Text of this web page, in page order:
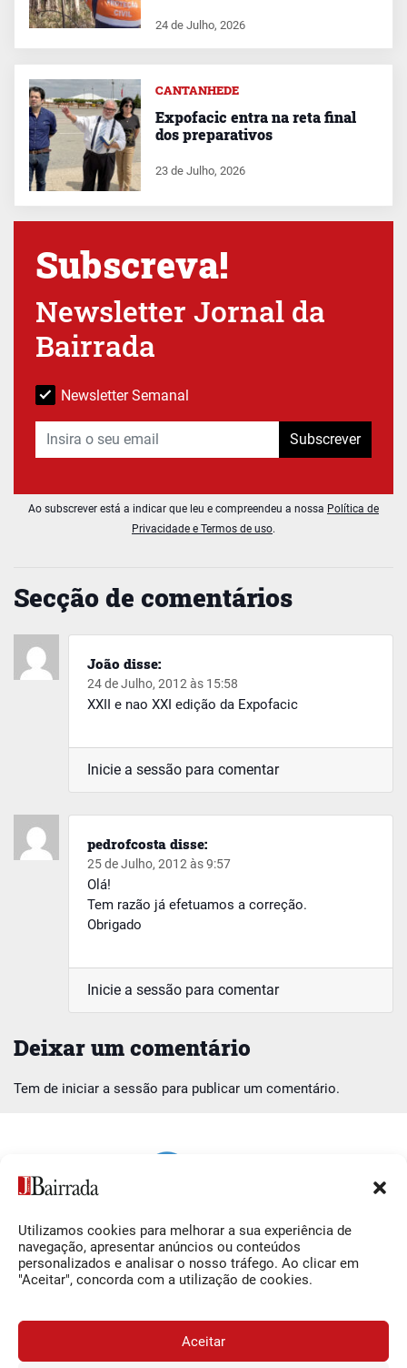
Utilizamos cookies para melhorar a sua experiência de
navegação, apresentar anúncios ou conteúdos
personalizados e analisar o nosso tráfego. Ao clicar em
"Aceitar", concorda com a utilização de cookies.
Aceitar
Secção de comentários
João disse:
24 de Julho, 2012 às 15:58
XXII e nao XXI edição da Expofacic
Inicie a sessão para comentar
pedrofcosta disse:
25 de Julho, 2012 às 9:57
Olá!
Tem razão já efetuamos a correção.
Obrigado
Inicie a sessão para comentar
Deixar um comentário
Tem de iniciar a sessão para publicar um comentário.
24 de Julho, 2026
CANTANHEDE
Expofacic entra na reta final
dos preparativos
23 de Julho, 2026
Subscreva!
Newsletter Jornal da
Bairrada
Newsletter Semanal
Subscrever
Ao subscrever está a indicar que leu e compreendeu a nossa Política de
Privacidade e Termos de uso.
Siga-nos
Facebook
O Jornal da Bairrada
Contactos
Termos e Condições